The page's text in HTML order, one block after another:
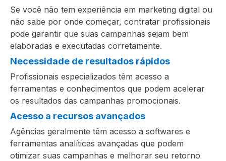
Se você não tem experiência em marketing digital ou
não sabe por onde começar, contratar profissionais
pode garantir que suas campanhas sejam bem
elaboradas e executadas corretamente.
Necessidade de resultados rápidos
Profissionais especializados têm acesso a
ferramentas e conhecimentos que podem acelerar
os resultados das campanhas promocionais.
Acesso a recursos avançados
Agências geralmente têm acesso a softwares e
ferramentas analíticas avançadas que podem
otimizar suas campanhas e melhorar seu retorno